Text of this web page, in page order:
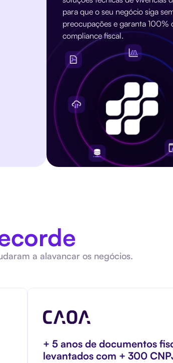
para que o seu negócio siga
preocupações e garanta 100%
compliance fiscal.
a alavancar os negócios.
+ 5 anos de documentos
levantados com + 300